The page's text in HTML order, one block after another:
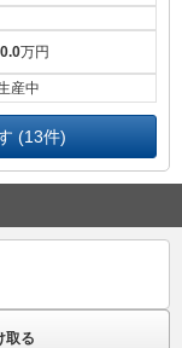
万円
産中
(13件)
取る